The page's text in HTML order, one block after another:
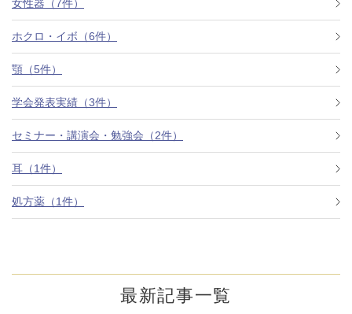
よくあるご質問
美容ブログ
女性器（7件）
ホクロ・イボ（6件）
顎（5件）
学会発表実績（3件）
セミナー・講演会・勉強会（2件）
耳（1件）
処方薬（1件）
最新記事一覧